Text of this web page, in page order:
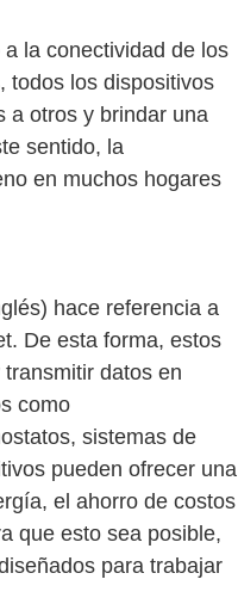
la conectividad de los
todos los dispositivos
a otros y brindar una
sentido, la
en muchos hogares
hace referencia a
De esta forma, estos
datos en
como
sistemas de
pueden ofrecer una
el ahorro de costos
que esto sea posible,
para trabajar